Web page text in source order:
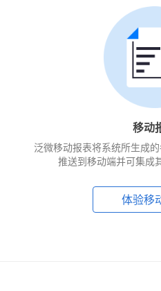
移动
泛微移动报表将系统所生成
推送到移动端并可集成
体验移